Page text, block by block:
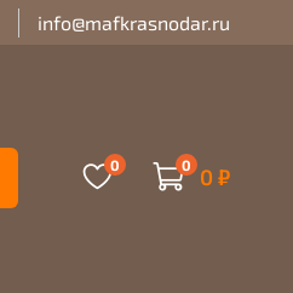
info@mafkrasnodar.ru
0 0 0 ₽